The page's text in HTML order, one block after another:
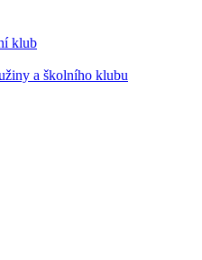
klub
a školního klubu